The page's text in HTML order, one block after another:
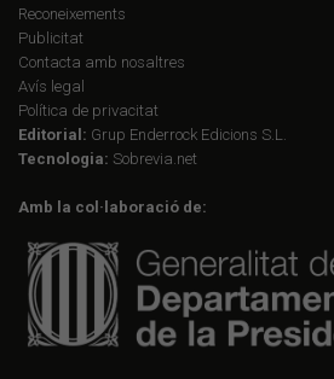
Reconeixements
Publicitat
Contacta amb nosaltres
Avís legal
Política de privacitat
Editorial: Grup Enderrock Edicions S.L.
Tecnologia: Sobrevia.net
Amb la col·laboració de: